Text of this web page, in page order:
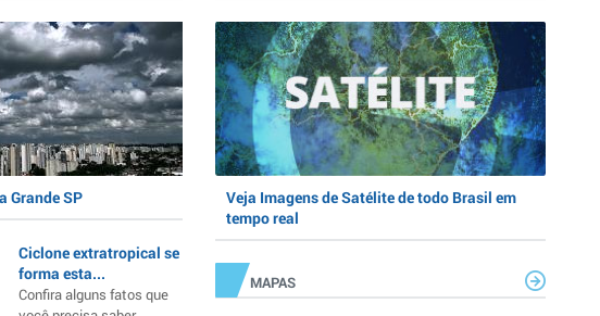
Grande SP
Ciclone extratropical se
forma esta...
Confira alguns fatos que
Veja Imagens de Satélite de todo Brasil em
tempo real
MAPAS